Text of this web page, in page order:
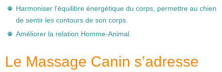
Harmoniser l’équilibre énergétique du corps, permettre au chien
de sentir les contours de son corps.
Améliorer la relation Homme-Animal.
Le Massage Canin s’adresse